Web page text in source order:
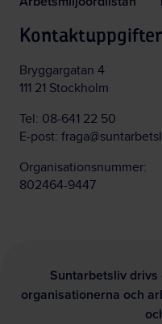
Kontaktuppgifter
Bryggargatan 4
111 21 Stockholm
Tel: 08-641 22 50
E-post:
Organisationsnummer:
802464-9447
Suntarbetsliv
organisationerna och